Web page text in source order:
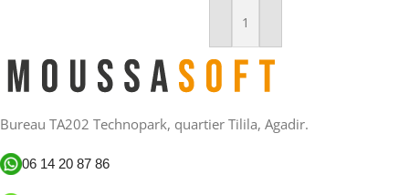
Ajouter Au Panier
Bureau TA202 Technopark, quartier Tilila, Agadir.
06 14 20 87 86